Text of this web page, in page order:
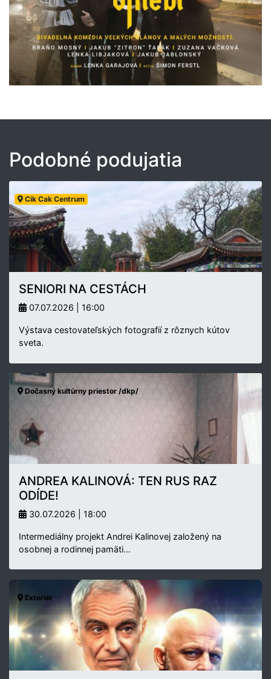
Podobné podujatia
Cik Cak Centrum
SENIORI NA CESTÁCH
07.07.2026 | 16:00
Výstava cestovateľských fotografií z rôznych kútov
sveta.
Dočasný kultúrny priestor /dkp/
ANDREA KALINOVÁ: TEN RUS RAZ
ODÍDE!
30.07.2026 | 18:00
Intermediálny projekt Andrei Kalinovej založený na
osobnej a rodinnej pamäti…
Exteriér